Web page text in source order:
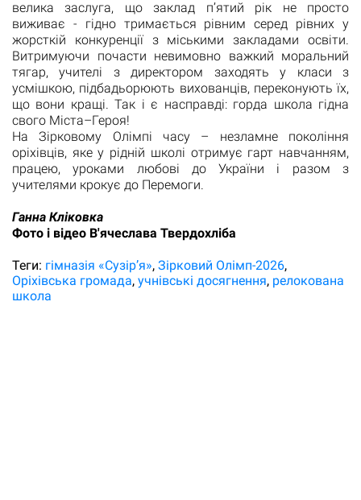
велика заслуга, що заклад п’ятий рік не просто
виживає - гідно тримається рівним серед рівних у
жорсткій конкуренції з міськими закладами освіти.
Витримуючи почасти невимовно важкий моральний
тягар, учителі з директором заходять у класи з
усмішкою, підбадьорюють вихованців, переконують їх,
що вони кращі. Так і є насправді: горда школа гідна
свого Міста–Героя!
На Зірковому Олімпі часу – незламне покоління
оріхівців, яке у рідній школі отримує гарт навчанням,
працею, уроками любові до України і разом з
учителями крокує до Перемоги.
Ганна Кліковка
Фото і відео В'ячеслава Твердохліба
Теги: гімназія «Сузір’я» Зірковий Олімп-2026
Оріхівська громада учнівські досягнення релокована
школа